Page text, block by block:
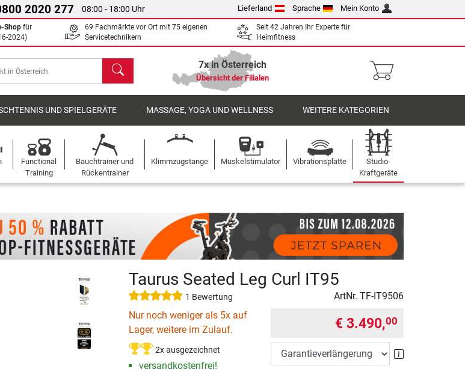
2020 277 08:00 - 18:00 Uhr Lieferland Sprache Mein Konto
Shop für
2024)
69 Fachmärkte vor Ort mit 75 eigenen
Servicetechnikern
Seit 42 Jahren Ihr Experte für
Heimfitness
Suchen 7x in Österreich
Übersicht der Filialen
UND SPIELGERÄTE MASSAGE, YOGA UND WELLNESS WEITERE KATEGORIEN
Functional
Training
Bauchtrainer und
Rückentrainer
Klimmzugstange Muskelstimulator Vibrationsplatte
Studio-
Kraftgeräte
Taurus Seated Leg Curl IT95
1 Bewertung ArtNr. TF-IT9506
Nur noch weniger als 5x auf
Lager, weitere im Zulauf.
2x ausgezeichnet
versandkostenfrei!
€ 3.490,00